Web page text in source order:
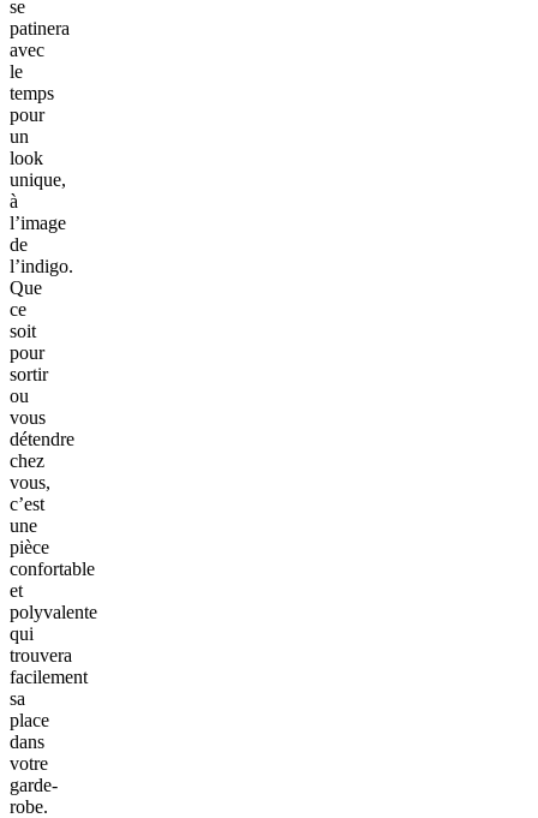
se
patinera
avec
le
temps
pour
un
look
unique,
à
l’image
de
l’indigo.
Que
ce
soit
pour
sortir
ou
vous
détendre
chez
vous,
c’est
une
pièce
confortable
et
polyvalente
qui
trouvera
facilement
sa
place
dans
votre
garde-
robe.